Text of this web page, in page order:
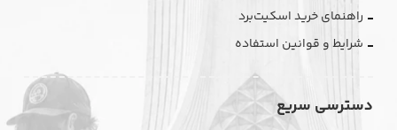
راهنمای خرید اسکیت‌برد
شرایط و قوانین استفاده
دسترسی سریع